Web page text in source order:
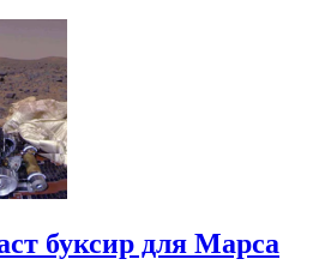
буксир для Марса